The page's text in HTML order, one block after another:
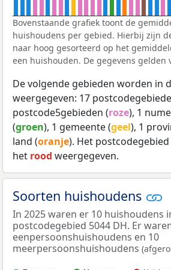
Bovenstaande grafiek toont de
huishoudens per gebied. Hierbij zijn
naar hoog gesorteerd op het
een huishouden. De gegevens gelden
De volgende gebieden worden in
weergegeven: 17
postcode5gebieden (roze), 1
(groen), 1 gemeente (geel), 1
land (oranje). Het
het rood weergegeven.
Soorten huishoudens
In 2025 waren er 10 huishoudens
postcodegebied 5044 DH. Er
eenpersoonshuishoudens en 10
meerpersoonshuishoudens